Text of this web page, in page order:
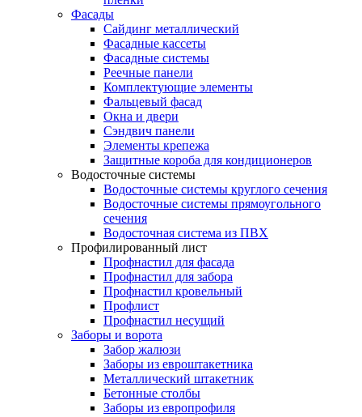
Фасады
Сайдинг металлический
Фасадные кассеты
Фасадные системы
Реечные панели
Комплектующие элементы
Фальцевый фасад
Окна и двери
Сэндвич панели
Элементы крепежа
Защитные короба для кондиционеров
Водосточные системы
Водосточные системы круглого сечения
Водосточные системы прямоугольного
сечения
Водосточная система из ПВХ
Профилированный лист
Профнастил для фасада
Профнастил для забора
Профнастил кровельный
Профлист
Профнастил несущий
Заборы и ворота
Забор жалюзи
Заборы из евроштакетника
Металлический штакетник
Бетонные столбы
Заборы из европрофиля